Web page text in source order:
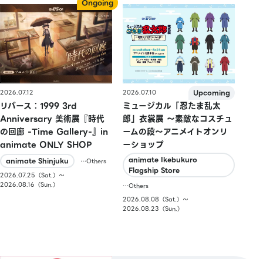
2026.07.12
リバース：1999 3rd
Anniversary 美術展『時代
の回廊 -Time Gallery-』in
animate ONLY SHOP
animate Shinjuku
…Others
2026.07.25（Sat.）〜
2026.08.16（Sun.）
2026.07.10
ミュージカル「忍たま乱太
郎」衣裳展 ～素敵なコスチュ
ームの段～アニメイトオンリ
ーショップ
animate Ikebukuro
Flagship Store
…Others
2026.08.08（Sat.）〜
2026.08.23（Sun.）